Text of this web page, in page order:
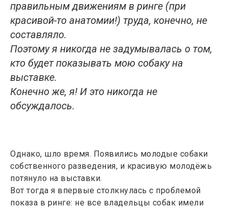
правильным движениям в ринге (при
красивой-то анатомии!) труда, конечно, не
составляло.
Поэтому я никогда не задумывалась о том,
кто будет показывать мою собаку на
выставке.
Конечно же, я! И это никогда не
обсуждалось.
Однако, шло время. Появились молодые собаки
собственного разведения, и красивую молодёжь
потянуло на выставки.
Вот тогда я впервые столкнулась с проблемой
показа в ринге: не все владельцы собак имели